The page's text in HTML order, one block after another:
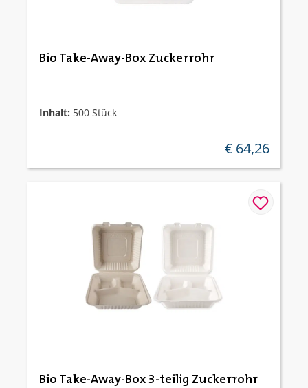
Bio Take-Away-Box Zuckerrohr
Inhalt: 500 Stück
regulärer preis:
€ 64,26
Bio Take-Away-Box 3-teilig Zuckerrohr